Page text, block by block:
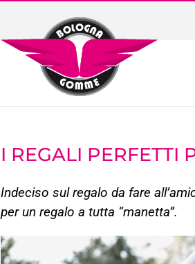
I REGALI PERFETTI
Indeciso sul regalo da fare
per un regalo a tutta “manetta”.